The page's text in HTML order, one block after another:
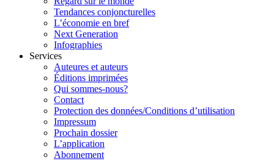
Tendances conjoncturelles
L’économie en bref
Next Generation
Infographies
Services
Auteures et auteurs
Éditions imprimées
Qui sommes-nous?
Contact
Protection des données/Conditions d’utilisation
Impressum
Prochain dossier
L’application
Abonnement